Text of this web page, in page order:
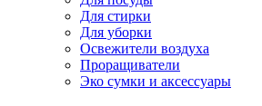
Для стирки
Для уборки
Освежители воздуха
Проращиватели
Эко сумки и аксессуары